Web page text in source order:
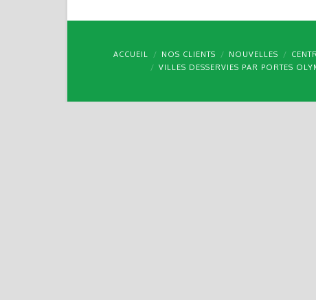
ACCUEIL NOS CLIENTS NOUVELLES
VILLES DESSERVIES PAR PORTES